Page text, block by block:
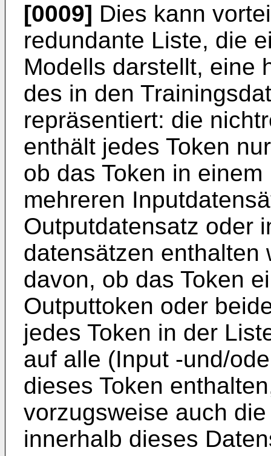
[0009] Dies kann
redundante Liste, die
Modells darstellt, eine
des in den
repräsentiert: die
enthält jedes Token
ob das Token in
mehreren
Outputdatensatz oder
datensätzen enthalten
davon, ob das Token
Outputtoken oder
jedes Token in der
auf alle (Input -und/
dieses Token
vorzugsweise auch
innerhalb dieses